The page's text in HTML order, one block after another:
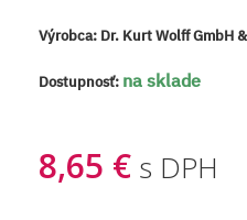
Výrobca: Dr. Kurt Wolff GmbH
Dostupnosť: na sklade
8,65 € s DPH